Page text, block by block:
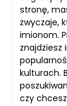
stronę,
zwyczaje,
imionom.
kulturach.
czy